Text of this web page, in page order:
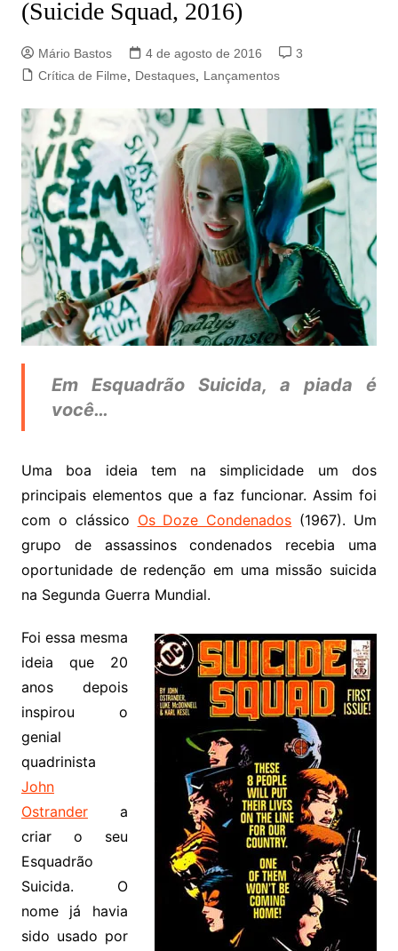
(Suicide Squad, 2016)
Mário Bastos 4 de agosto de 2016
3
Crítica de Filme, Destaques, Lançamentos
Em Esquadrão Suicida, a piada é
você…
Uma boa ideia tem na simplicidade um dos
principais elementos que a faz funcionar. Assim foi
com o clássico Os Doze Condenados (1967). Um
grupo de assassinos condenados recebia uma
oportunidade de redenção em uma missão suicida
na Segunda Guerra Mundial.
Foi essa mesma
ideia que 20
anos depois
inspirou o
genial
quadrinista
John
Ostrandera
criar o seu
Esquadrão
Suicida. O
nome já havia
sido usado por